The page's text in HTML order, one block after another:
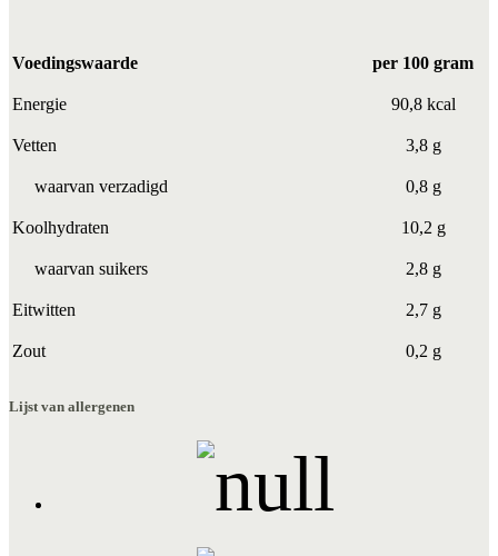
Voedingswaarde per 100 gram
Energie 90,8 kcal
Vetten 3,8 g
waarvan verzadigd 0,8 g
Koolhydraten 10,2 g
waarvan suikers 2,8 g
Eitwitten 2,7 g
Zout 0,2 g
Lijst van allergenen